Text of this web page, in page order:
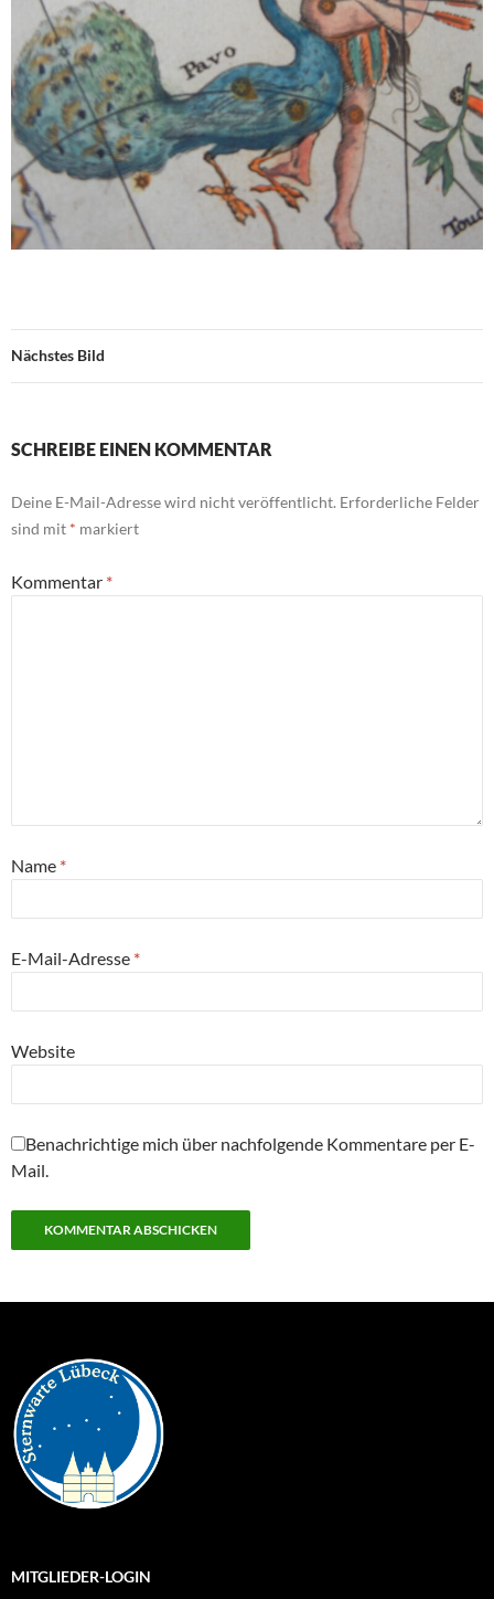
Nächstes Bild
SCHREIBE EINEN KOMMENTAR
Deine E-Mail-Adresse wird nicht veröffentlicht. Erforderliche Felder
sind mit * markiert
Kommentar *
Name *
E-Mail-Adresse *
Website
Benachrichtige mich über nachfolgende Kommentare per E-
Mail.
MITGLIEDER-LOGIN